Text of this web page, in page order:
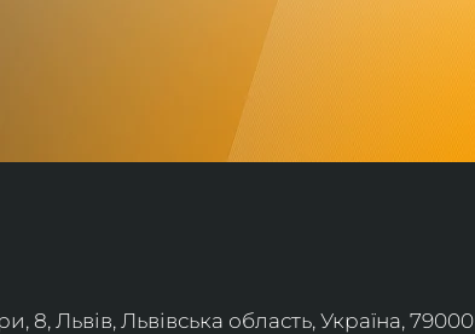
Львів, Львівська область, Україна, 79000